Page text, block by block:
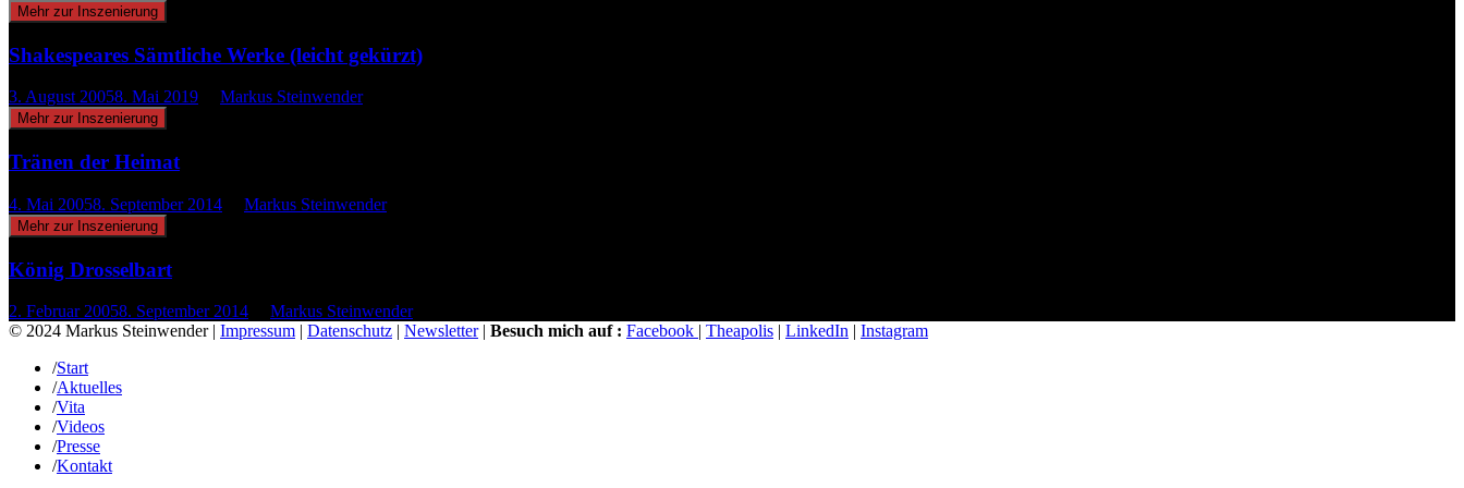
Mehr zur Inszenierung
Shakespeares Sämtliche Werke (leicht gekürzt)
3. August 20058. Mai 2019 Markus Steinwender
Mehr zur Inszenierung
Tränen der Heimat
4. Mai 20058. September 2014 Markus Steinwender
Mehr zur Inszenierung
König Drosselbart
2. Februar 20058. September 2014
Markus Steinwender
© 2024 Markus Steinwender | Impressum | Datenschutz | Newsletter| Besuch mich auf : Facebook | Theapolis | LinkedIn | Instagram
/Start
/Aktuelles
/Vita
/Videos
/Presse
/Kontakt